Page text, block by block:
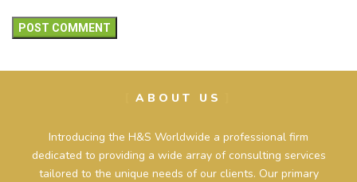
ABOUT US
Introducing the H&S Worldwide a professional firm
dedicated to providing a wide array of consulting services
tailored to the unique needs of our clients. Our primary